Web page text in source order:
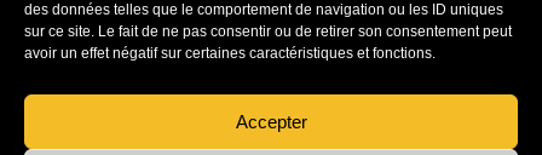
des données telles que le comportement de navigation ou les ID uniques
sur ce site. Le fait de ne pas consentir ou de retirer son consentement peut
avoir un effet négatif sur certaines caractéristiques et fonctions.
Accepter
SECRET GIRLS + RUBBER LEGS
Samedi 28 mars – 20h-23h45 MJC Evreux